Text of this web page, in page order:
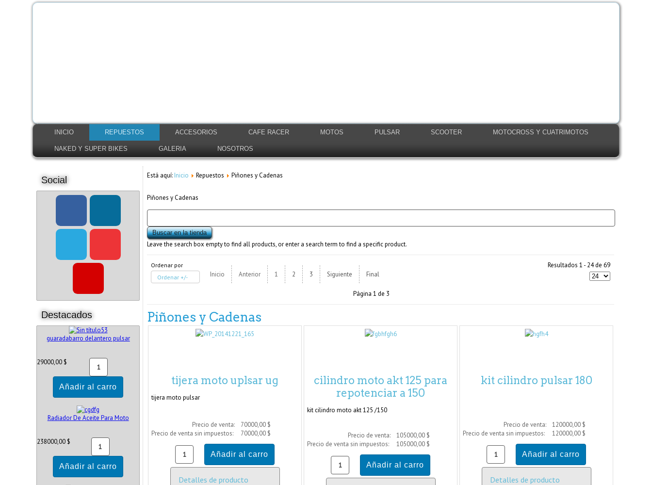
INICIO REPUESTOS ACCESORIOS CAFE RACER MOTOS PULSAR SCOOTER MOTOCROSS Y CUATRIMOTOS
NAKED Y SUPER BIKES GALERIA NOSOTROS
Social
Destacados
guaradabarro delantero pulsar
29000,00 $
Radiador De Aceite Para Moto
238000,00 $
Está aquí: Inicio Repuestos Piñones y Cadenas
Piñones y Cadenas
Leave the search box empty to find all products, or enter a search term to find a specific product.
Ordenar por
Ordenar +/-
Inicio Anterior 1 2 3 Siguiente Final
Página 1 de 3
Resultados 1 - 24 de 69
Piñones y Cadenas
tijera moto uplsar ug
tijera moto pulsar
Precio de venta:
70000,00 $
Precio de venta sin impuestos:
70000,00 $
Detalles de producto
cilindro moto akt 125 para
repotenciar a 150
kit cilindro moto akt 125 /150
Precio de venta:
105000,00 $
Precio de venta sin impuestos:
105000,00 $
kit cilindro pulsar 180
Precio de venta:
120000,00 $
Precio de venta sin impuestos:
120000,00 $
Detalles de producto